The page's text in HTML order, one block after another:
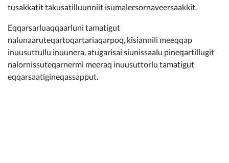
tusakkatit takusatilluunniit isumalersornaveersaakkit.
Eqqarsarluaqqaarluni tamatigut
nalunaaruteqartoqartariaqarpoq, kisiannili meeqqap
inuusuttullu inuunera, atugarisai siunissaalu pineqartillugit
nalornissuteqarnermi meeraq inuusuttorlu tamatigut
eqqarsaatigineqassapput.